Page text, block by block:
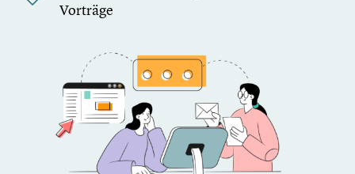
Vorträge